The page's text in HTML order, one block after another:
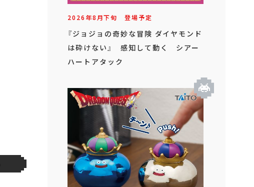
2026年8月下旬 登場予定
『ジョジョの奇妙な冒険 ダイヤモンド
は砕けない』 感知して動く シアー
ハートアタック